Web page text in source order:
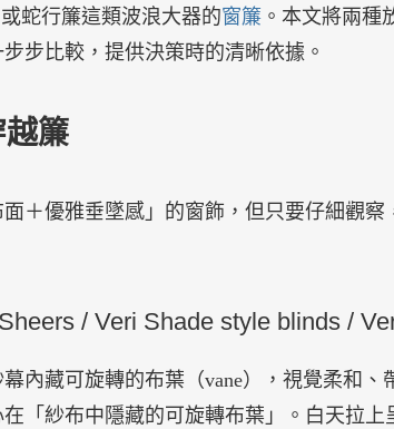
或蛇行簾這類波浪大器的窗簾 。本文將兩種
步步比較，提供決策時的清晰依據。
簾
＋優雅垂墜感」的窗飾，但只要仔細觀
/ Veri Shade style blinds /
內藏可旋轉的布葉（vane），視覺柔和
「紗布中隱藏的可旋轉布葉」。白天拉